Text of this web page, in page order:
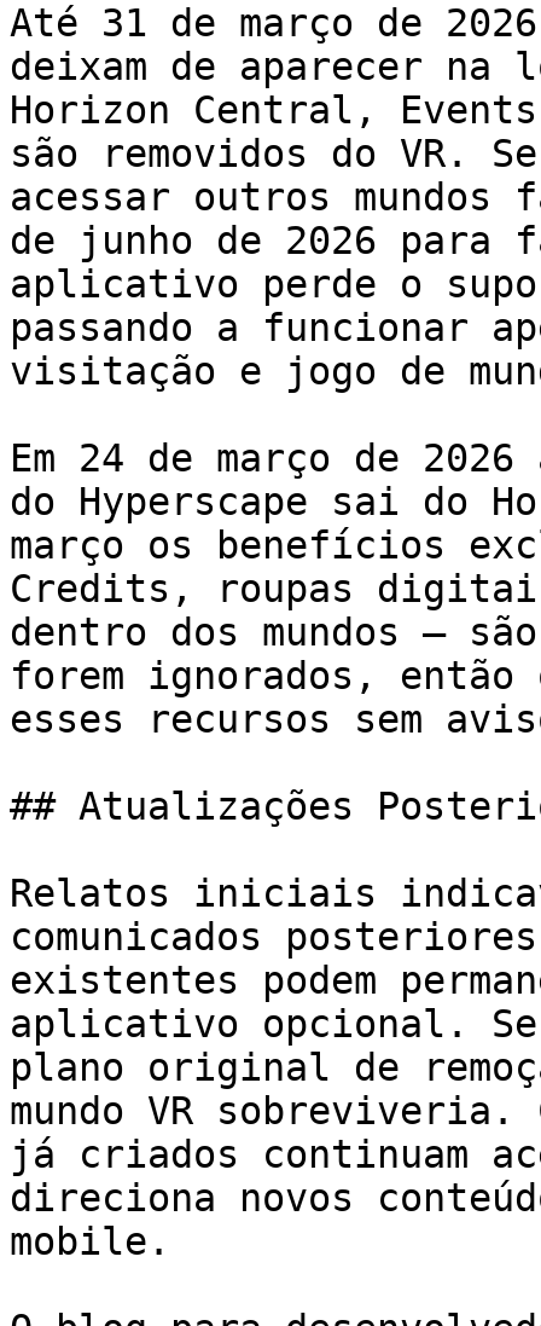
Até 31 de março de
deixam de aparecer na
Horizon Central,
são removidos do VR.
acessar outros
de junho de 2026 para
aplicativo perde o
passando a funcionar
visitação e jogo de
Em 24 de março de
do Hyperscape sai do
março os benefícios
Credits, roupas
dentro dos mundos —
forem ignorados, então
esses recursos sem
## Atualizações
Relatos iniciais
comunicados
existentes podem
aplicativo opcional.
plano original de
mundo VR
já criados continuam
direciona novos
mobile.